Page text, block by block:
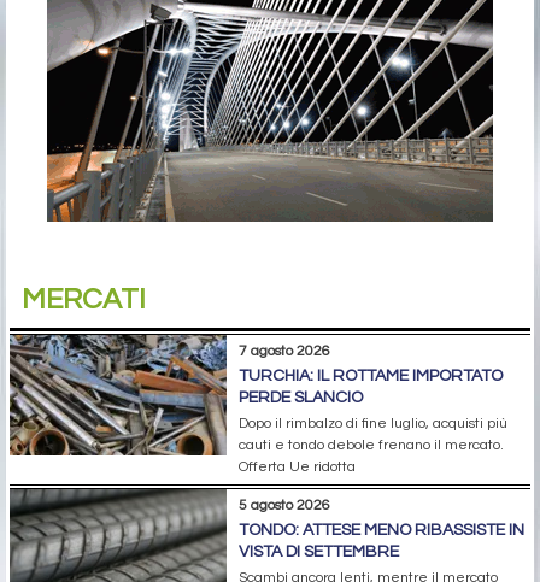
MERCATI
7 agosto 2026
TURCHIA: IL ROTTAME IMPORTATO
PERDE SLANCIO
Dopo il rimbalzo di fine luglio, acquisti più
cauti e tondo debole frenano il mercato.
Offerta Ue ridotta
5 agosto 2026
TONDO: ATTESE MENO RIBASSISTE IN
VISTA DI SETTEMBRE
Scambi ancora lenti, mentre il mercato